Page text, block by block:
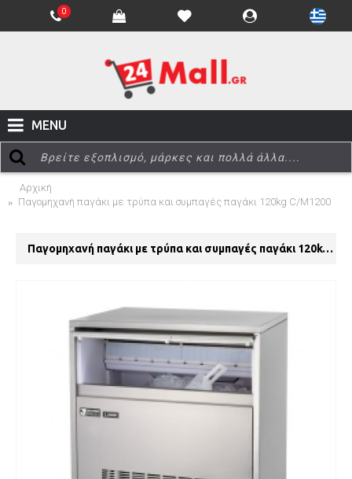
0
MENU
Αρχική
Παγομηχανή παγάκι με τρύπα και συμπαγές παγάκι 120kg C/M1200
Παγομηχανή παγάκι με τρύπα και συμπαγές παγάκι 120kg C/M1200